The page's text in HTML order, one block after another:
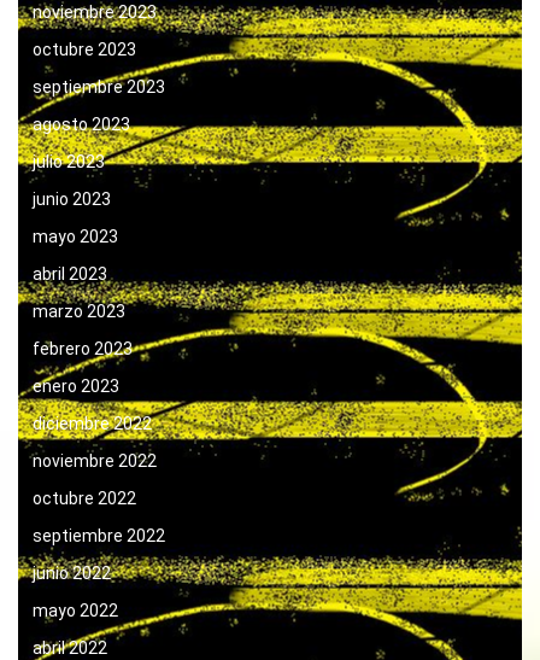
noviembre 2023
octubre 2023
septiembre 2023
agosto 2023
julio 2023
junio 2023
mayo 2023
abril 2023
marzo 2023
febrero 2023
enero 2023
diciembre 2022
noviembre 2022
octubre 2022
septiembre 2022
junio 2022
mayo 2022
abril 2022